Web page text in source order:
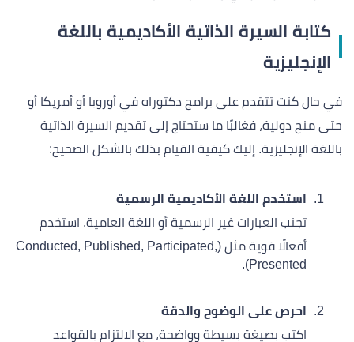
كتابة السيرة الذاتية الأكاديمية باللغة
الإنجليزية
في حال كنت تتقدم على برامج دكتوراه في أوروبا أو أمريكا أو
حتى منح دولية، فغالبًا ما ستحتاج إلى تقديم السيرة الذاتية
باللغة الإنجليزية. إليك كيفية القيام بذلك بالشكل الصحيح:
استخدم اللغة الأكاديمية الرسمية
تجنب العبارات غير الرسمية أو اللغة العامية. استخدم
أفعالًا قوية مثل (Conducted, Published, Participated,
Presented).
احرص على الوضوح والدقة
اكتب بصيغة بسيطة وواضحة، مع الالتزام بالقواعد